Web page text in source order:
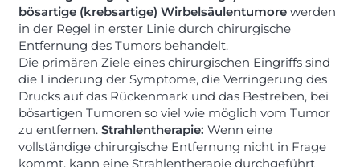
bösartige (krebsartige) Wirbelsäulentumorewerden
in der Regel in erster Linie durch chirurgische
Entfernung des Tumors behandelt.
Die primären Ziele eines chirurgischen Eingriffs sind
die Linderung der Symptome, die Verringerung des
Drucks auf das Rückenmark und das Bestreben, bei
bösartigen Tumoren so viel wie möglich vom Tumor
zu entfernen. Strahlentherapie: Wenn eine
vollständige chirurgische Entfernung nicht in Frage
kommt, kann eine Strahlentherapie durchgeführt